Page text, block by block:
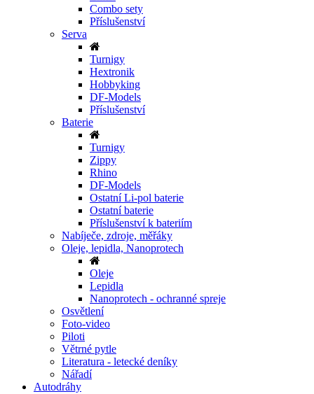
Combo sety
Příslušenství
Serva
Turnigy
Hextronik
Hobbyking
DF-Models
Příslušenství
Baterie
Turnigy
Zippy
Rhino
DF-Models
Ostatní Li-pol baterie
Ostatní baterie
Příslušenství k bateriím
Nabíječe, zdroje, měřáky
Oleje, lepidla, Nanoprotech
Oleje
Lepidla
Nanoprotech - ochranné spreje
Osvětlení
Foto-video
Piloti
Větrné pytle
Literatura - letecké deníky
Nářadí
Autodráhy